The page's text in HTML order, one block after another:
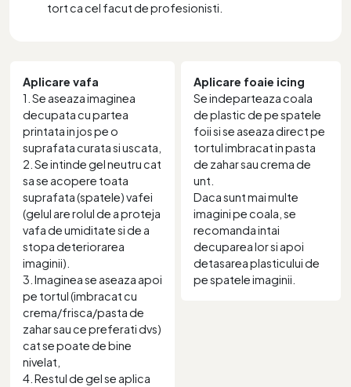
tort ca cel facut de profesionisti.
Aplicare vafa
1. Se aseaza imaginea
decupata cu partea
printata in jos pe o
suprafata curata si uscata,
2. Se intinde gel neutru cat
sa se acopere toata
suprafata (spatele) vafei
(gelul are rolul de a proteja
vafa de umiditate si de a
stopa deteriorarea
imaginii).
3. Imaginea se aseaza apoi
pe tortul (imbracat cu
crema/frisca/pasta de
zahar sau ce preferati dvs)
cat se poate de bine
nivelat,
4. Restul de gel se aplica
Aplicare foaie icing
Se indeparteaza coala
de plastic de pe spatele
foii si se aseaza direct pe
tortul imbracat in pasta
de zahar sau crema de
unt.
Daca sunt mai multe
imagini pe coala, se
recomanda intai
decuparea lor si apoi
detasarea plasticului de
pe spatele imaginii.